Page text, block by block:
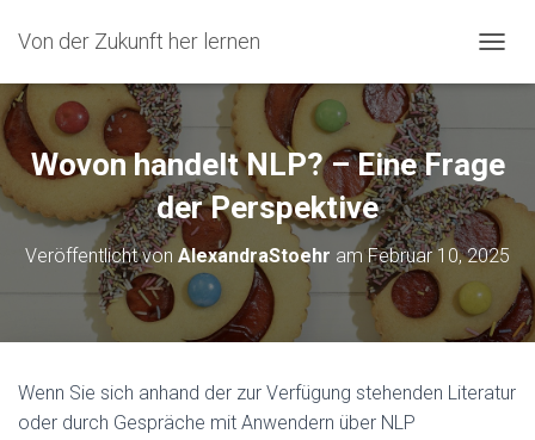
Von der Zukunft her lernen
A
A
T
I
O
N
S
A
Wovon handelt NLP? – Eine Frage
der Perspektive
Veröffentlicht von AlexandraStoehr amFebruar 10, 2025
Wenn Sie sich anhand der zur Verfügung stehenden Literatur
oder durch Gespräche mit Anwendern über NLP